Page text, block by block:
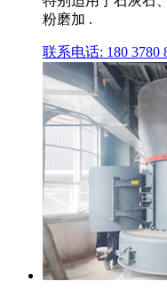
粉磨加 .
联系电话: 180 3780